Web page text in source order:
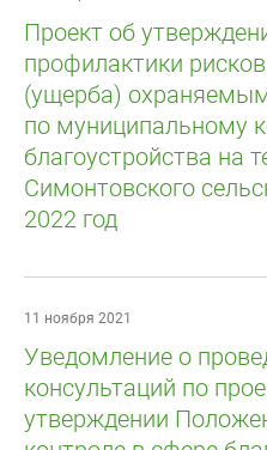
Проект об
профилактики
(ущерба)
по муниципальному
благоустройства на
Симонтовского
2022 год
11 ноября 2021
Уведомление о
консультаций по
утверждении